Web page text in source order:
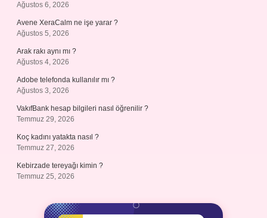
Ağustos 6, 2026
Avene XeraCalm ne işe yarar ?
Ağustos 5, 2026
Arak rakı aynı mı ?
Ağustos 4, 2026
Adobe telefonda kullanılır mı ?
Ağustos 3, 2026
VakıfBank hesap bilgileri nasıl öğrenilir ?
Temmuz 29, 2026
Koç kadını yatakta nasıl ?
Temmuz 27, 2026
Kebirzade tereyağı kimin ?
Temmuz 25, 2026